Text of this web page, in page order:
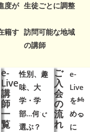
度が 生徒ごとに調整
籍す 訪問可能な地域
の講師
e-
Live
講
師
一
覧
性別、趣
味、大
学・学
部…何で
選ぶ？
➜ ➜
ご
入
会
の
流
れ
e-
Live
を始
める
に
➜